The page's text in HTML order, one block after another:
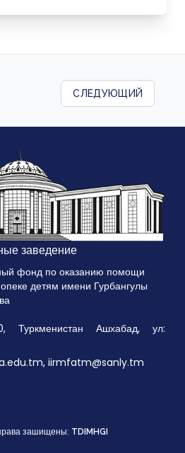
СЛЕДУЮЩИЙ
заведение
фонд по оказанию помощи
детям имени Гурбангулы
Туркменистан Ашхабад, ул:
iirmfatm@sanly.tm
зашищены: TDIMHGI